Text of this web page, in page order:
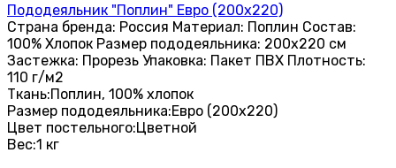
Пододеяльник "Поплин" Евро (200х220)
Страна бренда: Россия Материал: Поплин Состав:
100% Хлопок Размер пододеяльника: 200х220 см
Застежка: Прорезь Упаковка: Пакет ПВХ Плотность:
110 г/м2
Ткань:Поплин, 100% хлопок
Размер пододеяльника:Евро (200х220)
Цвет постельного:Цветной
Вес:1 кг